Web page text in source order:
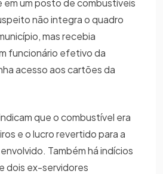
em um posto de combustíveis
não integra o quadro
mas recebia
funcionário efetivo da
acesso aos cartões da
que o combustível era
e o lucro revertido para a
Também há indícios
dois ex-servidores